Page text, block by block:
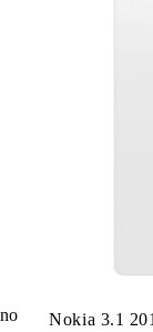
Nokia 3.1